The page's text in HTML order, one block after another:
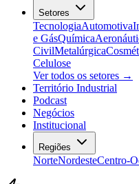
Setores
TecnologiaAutomotiva
e GásQuímica
CivilMetalúrgica
Celulose
Ver todos os setores →
Território Industrial
Podcast
Negócios
Institucional
Regiões
NorteNordesteCentro-